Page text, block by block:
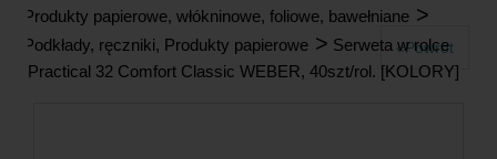
Produkty papierowe, włókninowe, foliowe, bawełniane >
Podkłady, ręczniki, Produkty papierowe > Serweta w rolce
Practical 32 Comfort Classic WEBER, 40szt/rol. [KOLORY]
«Powrót